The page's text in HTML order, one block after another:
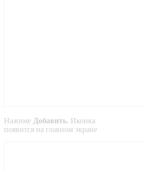
Нажиме Добавить. Иконка
появится на главном экране